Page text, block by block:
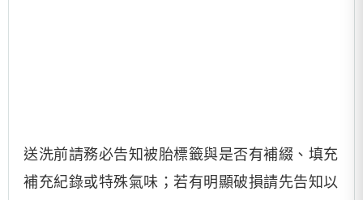
送洗前請務必告知被胎標籤與是否有補綴、填充
補充紀錄或特殊氣味；若有明顯破損請先告知以